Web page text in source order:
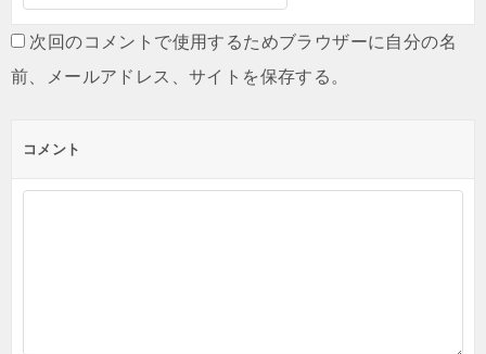
次回のコメントで使用するためブラウザーに自分の名
前、メールアドレス、サイトを保存する。
コメント